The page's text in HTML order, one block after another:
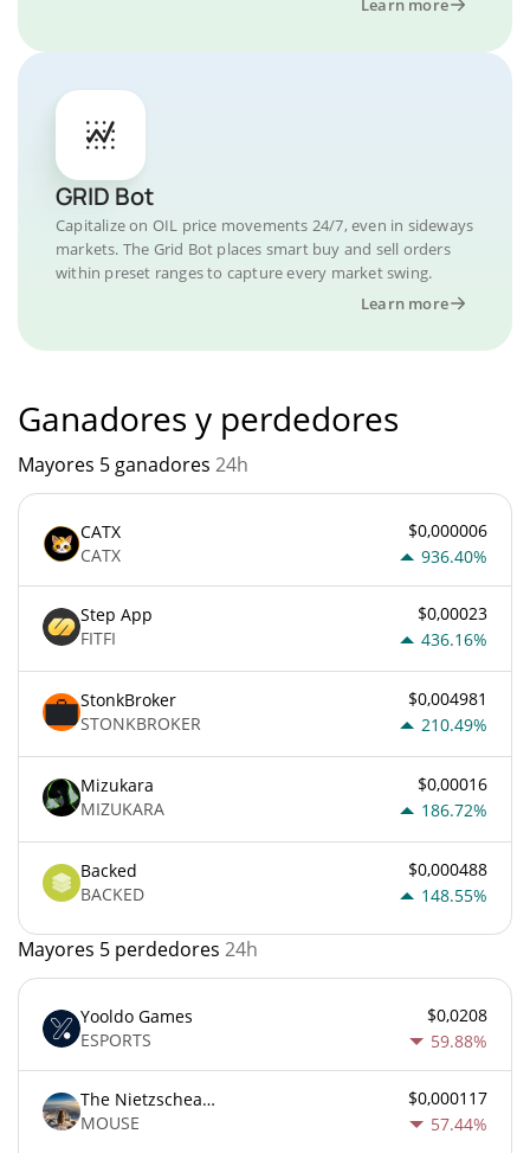
Learn more
GRID Bot
Capitalize on OIL price movements 24/7, even in sideways
markets. The Grid Bot places smart buy and sell orders
within preset ranges to capture every market swing.
Learn more
Ganadores y perdedores
Mayores 5 ganadores 24h
CATX
CATX
$0,000006
936.40%
Step App
FITFI
$0,00023
436.16%
StonkBroker
STONKBROKER
$0,004981
210.49%
Mizukara
MIZUKARA
$0,00016
186.72%
Backed
BACKED
$0,000488
148.55%
Mayores 5 perdedores 24h
Yooldo Games
ESPORTS
$0,0208
59.88%
The Nietzschean Mouse
MOUSE
$0,000117
57.44%